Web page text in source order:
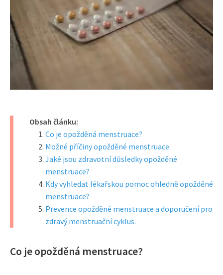
Obsah článku:
Co je opožděná menstruace?
Možné příčiny opožděné menstruace.
Jaké jsou zdravotní důsledky opožděné
menstruace?
Kdy vyhledat lékařskou pomoc ohledně opožděné
menstruace?
Prevence opožděné menstruace a doporučení pro
zdravý menstruační cyklus.
Co je opožděná menstruace?